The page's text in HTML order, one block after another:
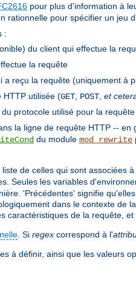
pour plus d'information à
rationnelle pour spécifier un jeu
:
du client qui effectue la
la requête
a reçu la requête (uniquement à
HTTP utilisée (GET POST et
protocole utilisé pour la
la ligne de requête HTTP --
du module mod_rewrite
de celles qui sont associées
Seules les variables
'Précédentes' signifie
dans le contexte de
caractéristiques de la requête, et
. Si regex correspond à l'
à définir, ainsi que les valeurs